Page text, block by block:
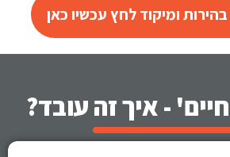
ומיקוד לחץ עכשיו כאן
- איך זה עובד?